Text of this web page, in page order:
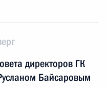
директоров ГК
Байсаровым